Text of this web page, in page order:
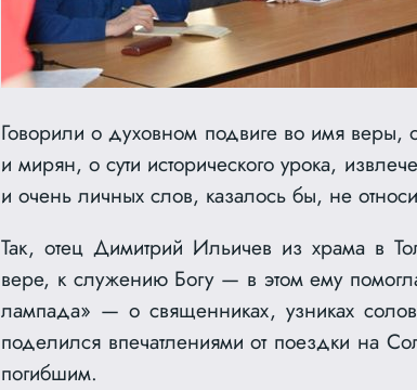
Говорили о духовном подвиге во имя веры,
и мирян, о сути исторического урока,
и очень личных слов, казалось бы, не
Так, отец Димитрий Ильичев из храма в
вере, к служению Богу — в этом ему
лампада» — о священниках, узниках
поделился впечатлениями от поездки на
погибшим.